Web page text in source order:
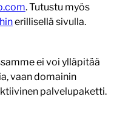
. Tutustu myös
erillisellä sivulla.
ei voi ylläpitää
vaan domainin
palvelupaketti.